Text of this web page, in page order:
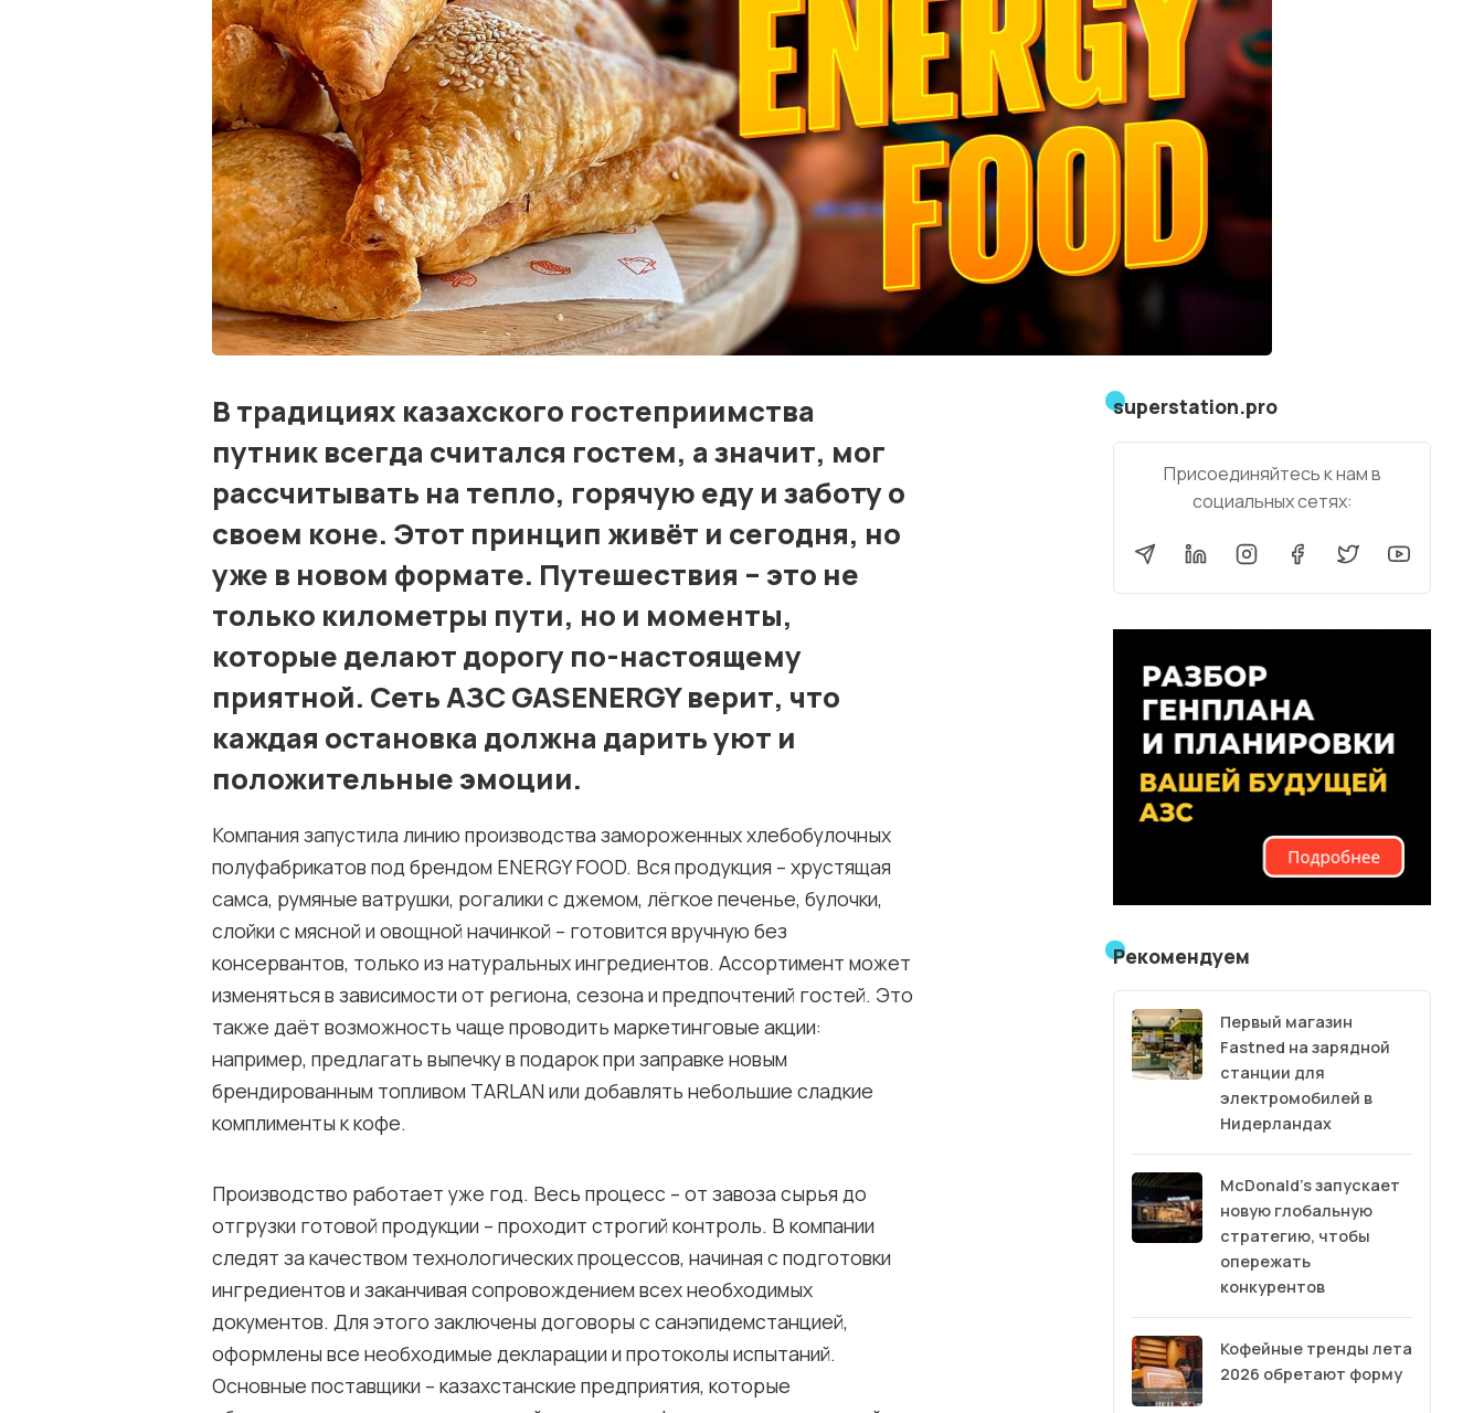
Контакты
Лучшие АЗС мира
Мнения
Видео
Подписка
Условия использования материалов
Политика конфиденциальности и cookie
В традициях казахского гостеприимства
путник всегда считался гостем, а значит, мог
рассчитывать на тепло, горячую еду и заботу о
своем коне. Этот принцип живёт и сегодня, но
уже в новом формате. Путешествия – это не
только километры пути, но и моменты,
которые делают дорогу по-настоящему
приятной. Сеть АЗС GASENERGY верит, что
каждая остановка должна дарить уют и
положительные эмоции.
Компания запустила линию производства замороженных хлебобулочных
полуфабрикатов под брендом ENERGY FOOD. Вся продукция – хрустящая
самса, румяные ватрушки, рогалики с джемом, лёгкое печенье, булочки,
слойки с мясной и овощной начинкой – готовится вручную без
консервантов, только из натуральных ингредиентов. Ассортимент может
изменяться в зависимости от региона, сезона и предпочтений гостей. Это
также даёт возможность чаще проводить маркетинговые акции:
например, предлагать выпечку в подарок при заправке новым
брендированным топливом TARLAN или добавлять небольшие сладкие
комплименты к кофе.
Производство работает уже год. Весь процесс – от завоза сырья до
отгрузки готовой продукции – проходит строгий контроль. В компании
следят за качеством технологических процессов, начиная с подготовки
ингредиентов и заканчивая сопровождением всех необходимых
документов. Для этого заключены договоры с санэпидемстанцией,
оформлены все необходимые декларации и протоколы испытаний.
Основные поставщики – казахстанские предприятия, которые
superstation.pro
Присоединяйтесь к нам в
социальных сетях:
Рекомендуем
Первый магазин
Fastned на зарядной
станции для
электромобилей в
Нидерландах
McDonald’s запускает
новую глобальную
стратегию, чтобы
опережать
конкурентов
Кофейные тренды лета
2026 обретают форму